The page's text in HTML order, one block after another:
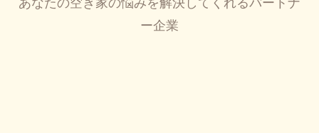
あなたの空き家の悩みを解決してくれるパートナ
ー企業